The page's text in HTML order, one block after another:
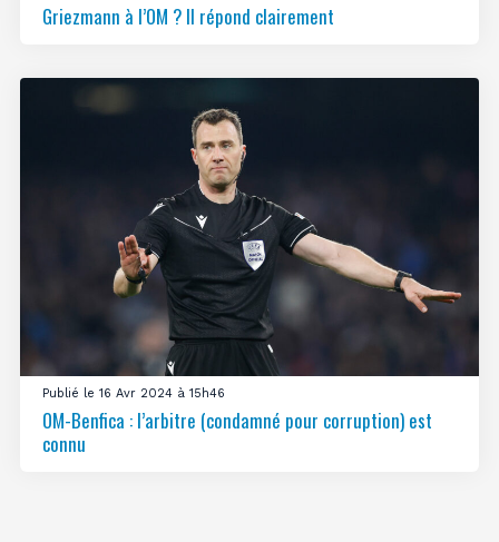
Griezmann à l’OM ? Il répond clairement
Publié le 16 Avr 2024 à 15h46
OM-Benfica : l’arbitre (condamné pour corruption) est
connu